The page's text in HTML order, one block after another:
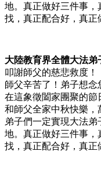
地。真正做好三件事
找，真正配合好，真正
大陸教育界全體大法弟
叩謝師父的慈悲救度！
師父辛苦了！弟子想念
在這象徵闔家團聚的
和師父全家中秋快樂，
弟子們一定實現大法
地。真正做好三件事
找，真正配合好，真正